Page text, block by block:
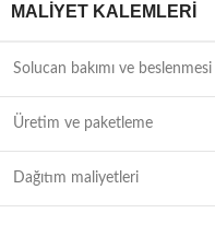
MALIYET KALEMLERI
Solucan bakımı ve beslenmesi
Üretim ve paketleme
Dağıtım maliyetleri